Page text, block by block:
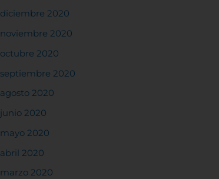
diciembre 2020
noviembre 2020
octubre 2020
septiembre 2020
agosto 2020
junio 2020
mayo 2020
abril 2020
marzo 2020